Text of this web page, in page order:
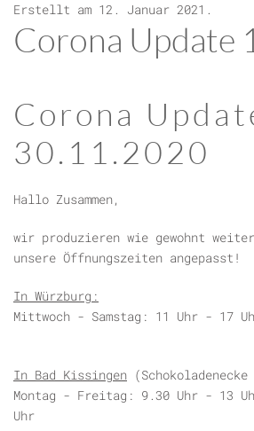
Erstellt am 12. Januar 2021 .
Corona Update
Corona
30.11.2020
Hallo Zusammen,
wir produzieren wie gewohnt
unsere Öffnungszeiten angepasst!
In Würzburg:
Mittwoch - Samstag: 11 Uhr - 17
In Bad Kissingen
Montag - Freitag: 9.30 Uhr - 13
Uhr